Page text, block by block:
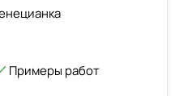
Примеры работ